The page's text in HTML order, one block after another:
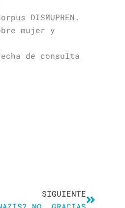
DISMUPREN.
mujer y
de consulta
SIGUIENTE